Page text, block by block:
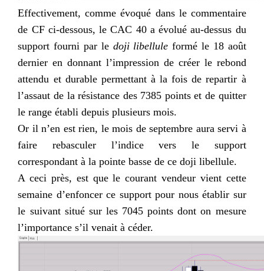
Effectivement, comme évoqué dans le commentaire
de CF ci-dessous, le CAC 40 a évolué au-dessus du
support fourni par le doji libelluleformé le 18 août
dernier en donnant l’impression de créer le rebond
attendu et durable permettant à la fois de repartir à
l’assaut de la résistance des 7385 points et de quitter
le range établi depuis plusieurs mois.
Or il n’en est rien, le mois de septembre aura servi à
faire rebasculer l’indice vers le support
correspondant à la pointe basse de ce doji libellule.
A ceci près, est que le courant vendeur vient cette
semaine d’enfoncer ce support pour nous établir sur
le suivant situé sur les 7045 points dont on mesure
l’importance s’il venait à céder.